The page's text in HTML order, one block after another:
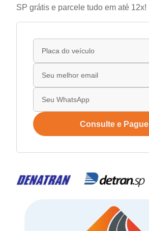
SP grátis e parcele tudo em até 12x!
Consulte e Pague